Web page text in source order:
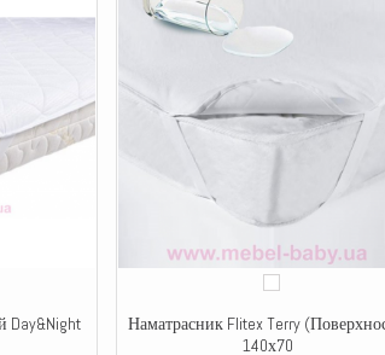
Day&Night
Наматрасник Flitex Terry
140х70